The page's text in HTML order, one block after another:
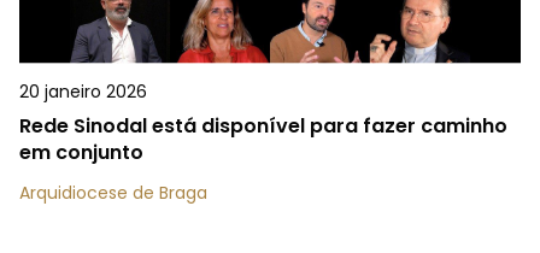
20 janeiro 2026
Rede Sinodal está disponível para fazer caminho
em conjunto
Arquidiocese de Braga